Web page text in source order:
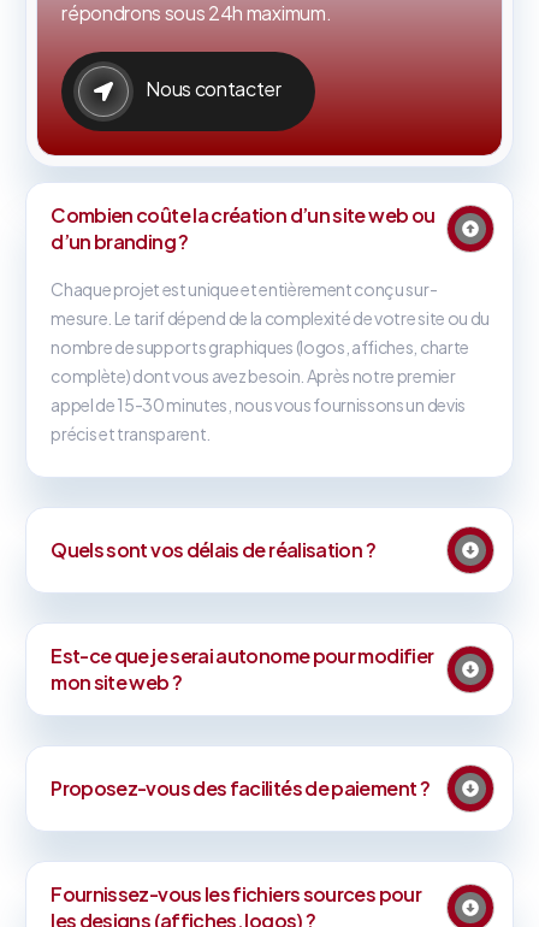
répondrons sous 24h maximum.
Nous contacter
Combien coûte la création d’un site web ou
d’un branding ?
Chaque projet est unique et entièrement conçu sur-
mesure. Le tarif dépend de la complexité de votre site ou du
nombre de supports graphiques (logos, affiches, charte
complète) dont vous avez besoin. Après notre premier
appel de 15-30 minutes, nous vous fournissons un devis
précis et transparent.
Quels sont vos délais de réalisation ?
Est-ce que je serai autonome pour modifier
mon site web ?
Proposez-vous des facilités de paiement ?
Fournissez-vous les fichiers sources pour
les designs (affiches, logos) ?